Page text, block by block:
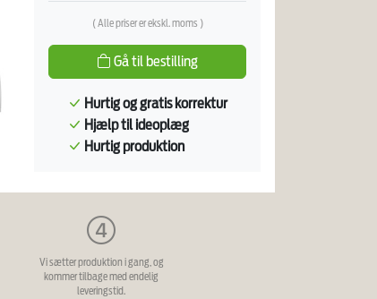
( Alle priser er ekskl. moms )
Gå til bestilling
Hurtig og gratis korrektur
Hjælp til ideoplæg
Hurtig produktion
Vi sætter produktion i gang, og
kommer tilbage med endelig
leveringstid.